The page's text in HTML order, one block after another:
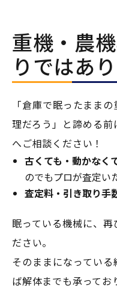
重機・農
りではあ
「倉庫で眠ったまま
理だろう」と諦める
へご相談ください！
古くても・動かなく
のでもプロが査定い
査定料・引き取り手
眠っている機械に、
ださい。
そのままになってい
ば解体までも承ってお